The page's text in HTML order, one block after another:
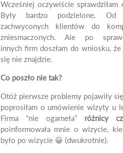
Wcześniej oczywiście sprawdziłam
Były bardzo podzielone. Od
zachwyconych klientów do
zniesmaczonych. Ale po
innych firm doszłam do wniosku, że
się nie znajdzie.
Co poszło nie tak?
Otóż pierwsze problemy pojawiły
poprosiłam o umówienie wizyty u
Firma “nie ogarneła” różnicy
poinformowała mnie o wizycie,
było po wizycie 😀 (dwukrotnie).